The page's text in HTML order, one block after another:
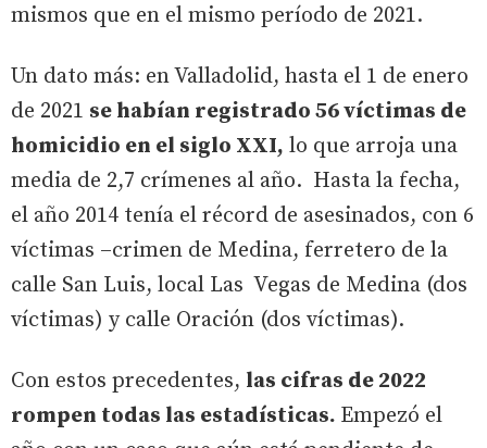
mismos que en el mismo período de 2021.
Un dato más: en Valladolid, hasta el 1 de enero
de 2021 se habían registrado 56 víctimas de
homicidio en el siglo XXI, lo que arroja una
media de 2,7 crímenes al año. Hasta la fecha,
el año 2014 tenía el récord de asesinados, con 6
víctimas –crimen de Medina, ferretero de la
calle San Luis, local Las Vegas de Medina (dos
víctimas) y calle Oración (dos víctimas).
Con estos precedentes, las cifras de 2022
rompen todas las estadísticas. Empezó el